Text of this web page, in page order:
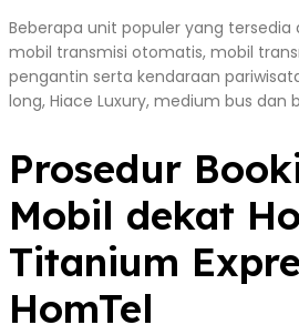
Beberapa unit populer yang tersedia
mobil transmisi otomatis, mobil
pengantin serta kendaraan
long, Hiace Luxury, medium bus dan
Prosedur
Mobil dekat
Titanium
HomTel